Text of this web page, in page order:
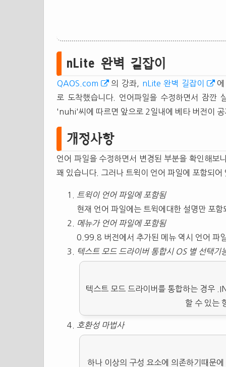
nLite 완벽 길잡이
QAOS.com 의 강좌, nLite 완벽 길잡이
로 도착했습니다. 언어파일을 수정하면서 잠깐
'nuhi'씨에 따르면 앞으로 2일내에 베타 버전이
개정사항
언어 파일을 수정하면서 변경된 부분을 확인해보
꽤 있습니다. 그러나 트윅이 언어 파일에 포함되
트윅이 언어 파일에 포함됨
현재 언어 파일에는 트윅에대한 설명만 포함
메뉴가 언어 파일에 포함됨
0.99.8 버전에서 추가된 메뉴 역시 언어 파
텍스트 모드 드라이버 통합시 OS 별 선택기
텍스트 모드 드라이버를 통합하는 경우
할 수 있는
호환성 마법사
하나 이상의 구성 요소에 의존하기때문